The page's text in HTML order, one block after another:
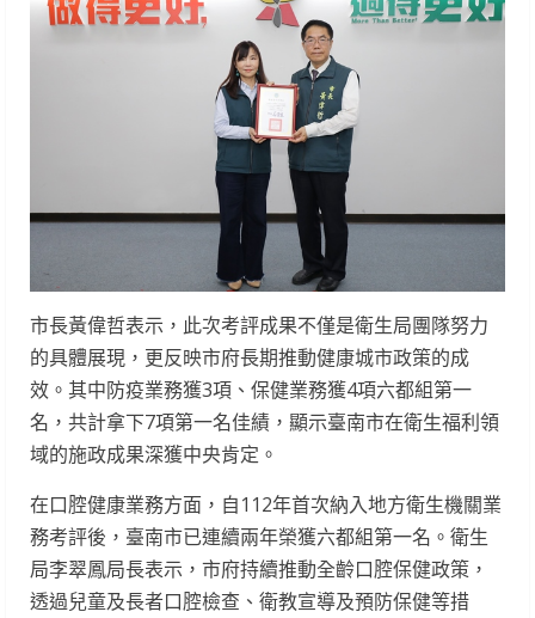
市長黃偉哲表示，此次考評成果不僅是衛生局團隊努力
的具體展現，更反映市府長期推動健康城市政策的成
效。其中防疫業務獲3項、保健業務獲4項六都組第一
名，共計拿下7項第一名佳績，顯示臺南市在衛生福利領
域的施政成果深獲中央肯定。
在口腔健康業務方面，自112年首次納入地方衛生機關業
務考評後，臺南市已連續兩年榮獲六都組第一名。衛生
局李翠鳳局長表示，市府持續推動全齡口腔保健政策，
透過兒童及長者口腔檢查、衛教宣導及預防保健等措